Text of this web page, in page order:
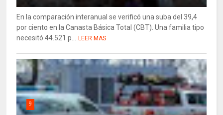
En la comparación interanual se verificó una suba del 39,4
por ciento en la Canasta Básica Total (CBT). Una familia tipo
necesitó 44.521 p... LEER MAS
9